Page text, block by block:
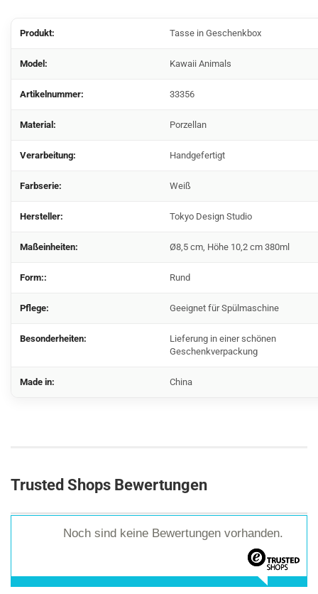
Produkt: Tasse in Geschenkbox
Model: Kawaii Animals
Artikelnummer: 33356
Material: Porzellan
Verarbeitung: Handgefertigt
Farbserie: Weiß
Hersteller: Tokyo Design Studio
Maßeinheiten: Ø8,5 cm, Höhe 10,2 cm 380ml
Form:: Rund
Pflege: Geeignet für Spülmaschine
Besonderheiten:
Lieferung in einer schönen
Geschenkverpackung
Made in: China
Trusted Shops Bewertungen
Noch sind keine Bewertungen vorhanden.